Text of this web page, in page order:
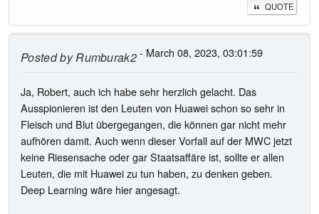
QUOTE
Posted byRumburak2- March 08, 2023, 03:01:59
Ja, Robert, auch ich habe sehr herzlich gelacht. Das
Ausspionieren ist den Leuten von Huawei schon so sehr in
Fleisch und Blut übergegangen, die können gar nicht mehr
aufhören damit. Auch wenn dieser Vorfall auf der MWC jetzt
keine Riesensache oder gar Staatsaffäre ist, sollte er allen
Leuten, die mit Huawei zu tun haben, zu denken geben.
Deep Learning wäre hier angesagt.